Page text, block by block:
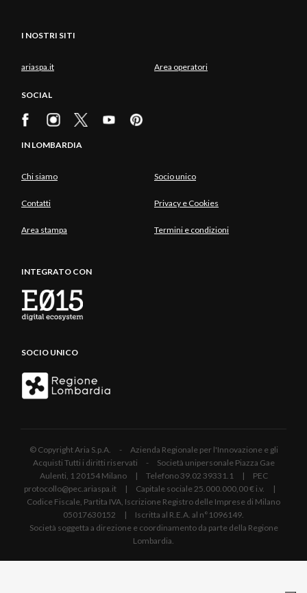
I NOSTRI SITI
ariaspa.it Area operatori
SOCIAL
IN LOMBARDIA
Chi siamo Socio unico
Contatti Privacy e Cookies
Area stampa Termini e condizioni
INTEGRATO CON
SOCIO UNICO
© Copyright Aria S.p.A. - Azienda Regionale per l'Innovazione e gli
Acquisti Tutti i diritti riservati - Società unipersonale Piazza Gae
Aulenti, 1 20154 Milano | Telefono 39.02 39331.1 | PEC
protocollo@pec.ariaspa.it | Capitale sociale 25.000.000,00 € i.v. |
Codice Fiscale, Partita IVA, Iscrizione Registro delle Imprese di Milano
05017630152 | Iscritta al R.E.A. al n°1096149.
Società soggetta a direzione e coordinamento da parte della Regione
Lombardia.